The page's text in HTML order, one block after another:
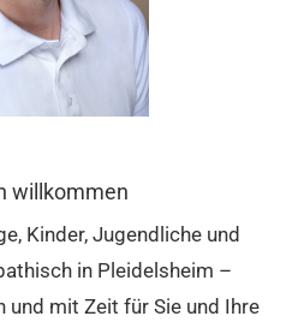
willkommen
Kinder, Jugendliche und
in Pleidelsheim –
und mit Zeit für Sie und Ihre